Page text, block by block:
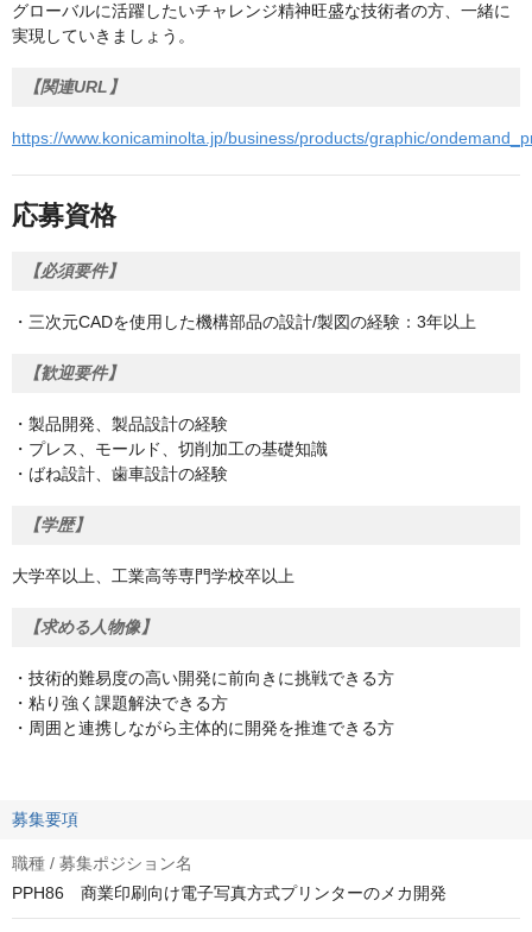
グローバルに活躍したいチャレンジ精神旺盛な技術者の方、一緒に
実現していきましょう。
【関連URL】
https://www.konicaminolta.jp/business/products/graphic/
応募資格
【必須要件】
・三次元CADを使用した機構部品の設計/製図の経験：3年以上
【歓迎要件】
・製品開発、製品設計の経験
・プレス、モールド、切削加工の基礎知識
・ばね設計、歯車設計の経験
【学歴】
大学卒以上、工業高等専門学校卒以上
【求める人物像】
・技術的難易度の高い開発に前向きに挑戦できる方
・粘り強く課題解決できる方
・周囲と連携しながら主体的に開発を推進できる方
募集要項
職種 / 募集ポジション名
PPH86 商業印刷向け電子写真方式プリンターのメカ開発